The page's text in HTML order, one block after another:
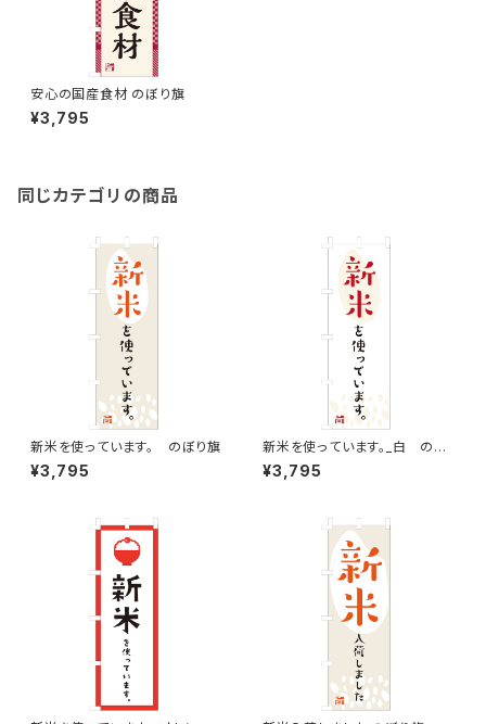
安心の国産食材 のぼり旗
¥3,795
同じカテゴリの商品
新米を使っています。 のぼり旗
¥3,795
新米を使っています。_白 のぼ
り旗
¥3,795